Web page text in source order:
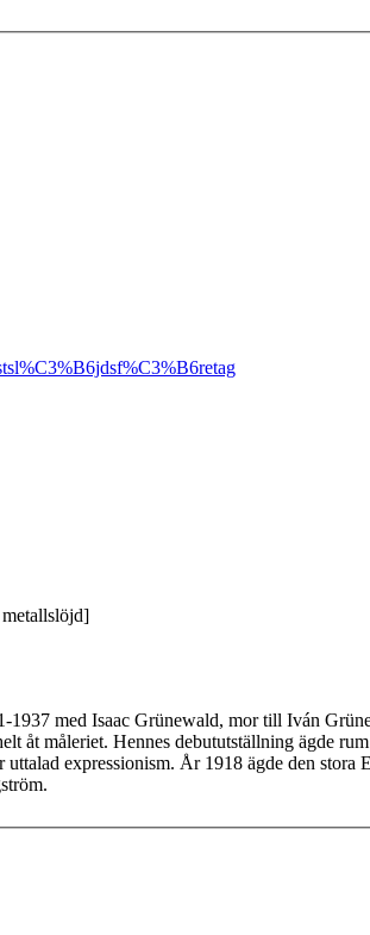
1937 med Isaac Grünewald, mor till Iván
åt måleriet. Hennes debututställning ägde
expressionism. År 1918 ägde den stora